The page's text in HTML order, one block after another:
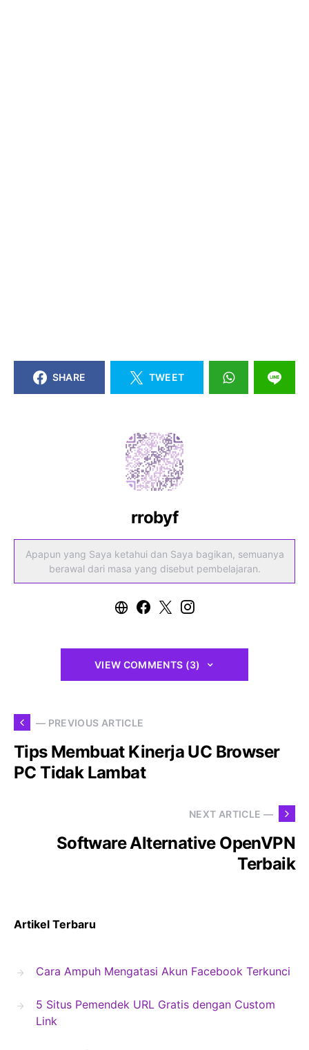
SHARE TWEET
rrobyf
Apapun yang Saya ketahui dan Saya bagikan, semuanya
berawal dari masa yang disebut pembelajaran.
VIEW COMMENTS (3)
— PREVIOUS ARTICLE
Tips Membuat Kinerja UC Browser
PC Tidak Lambat
NEXT ARTICLE —
Software Alternative OpenVPN
Terbaik
Artikel Terbaru
Cara Ampuh Mengatasi Akun Facebook Terkunci
5 Situs Pemendek URL Gratis dengan Custom
Link